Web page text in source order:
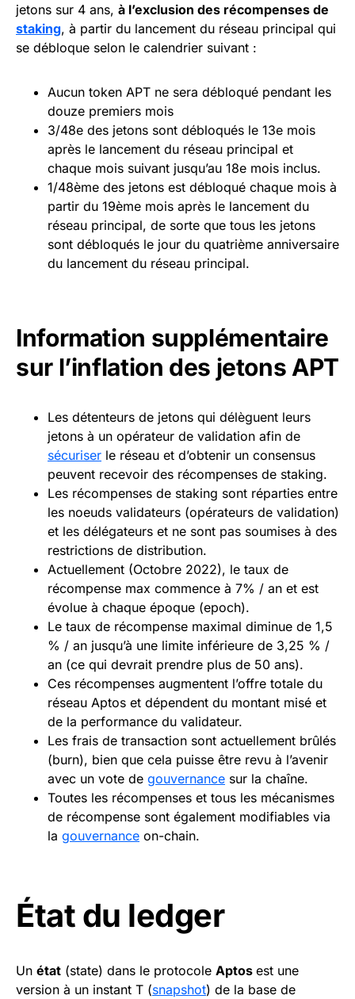
jetons sur 4 ans, à l’exclusion des récompenses de
staking, à partir du lancement du réseau principal qui
se débloque selon le calendrier suivant :
Aucun token APT ne sera débloqué pendant les
douze premiers mois
3/48e des jetons sont débloqués le 13e mois
après le lancement du réseau principal et
chaque mois suivant jusqu’au 18e mois inclus.
1/48ème des jetons est débloqué chaque mois à
partir du 19ème mois après le lancement du
réseau principal, de sorte que tous les jetons
sont débloqués le jour du quatrième anniversaire
du lancement du réseau principal.
Information supplémentaire
sur l’inflation des jetons APT
Les détenteurs de jetons qui délèguent leurs
jetons à un opérateur de validation afin de
sécuriser le réseau et d’obtenir un consensus
peuvent recevoir des récompenses de staking.
Les récompenses de staking sont réparties entre
les noeuds validateurs (opérateurs de validation)
et les délégateurs et ne sont pas soumises à des
restrictions de distribution.
Actuellement (Octobre 2022), le taux de
récompense max commence à 7% / an et est
évolue à chaque époque (epoch).
Le taux de récompense maximal diminue de 1,5
% / an jusqu’à une limite inférieure de 3,25 % /
an (ce qui devrait prendre plus de 50 ans).
Ces récompenses augmentent l’offre totale du
réseau Aptos et dépendent du montant misé et
de la performance du validateur.
Les frais de transaction sont actuellement brûlés
(burn), bien que cela puisse être revu à l’avenir
avec un vote de gouvernance sur la chaîne.
Toutes les récompenses et tous les mécanismes
de récompense sont également modifiables via
la gouvernance on-chain.
État du ledger
Un état (state) dans le protocole Aptos est une
version à un instant T (snapshot) de la base de